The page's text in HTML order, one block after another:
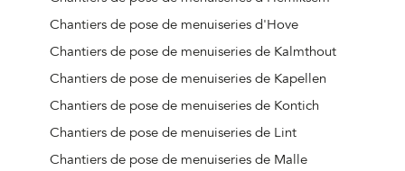
Chantiers de pose de menuiseries d'Hove
Chantiers de pose de menuiseries de Kalmthout
Chantiers de pose de menuiseries de Kapellen
Chantiers de pose de menuiseries de Kontich
Chantiers de pose de menuiseries de Lint
Chantiers de pose de menuiseries de Malle